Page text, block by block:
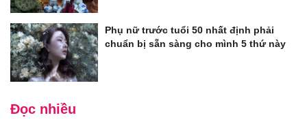
Phụ nữ trước tuổi 50 nhất định phải
chuẩn bị sẵn sàng cho mình 5 thứ này
Đọc nhiều